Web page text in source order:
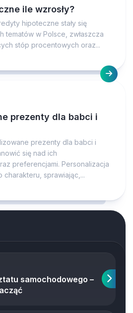
ile wzrosły?
hipoteczne stały się
tematów w Polsce, zwłaszcza
stóp procentowych oraz...
prezenty dla babci i
prezenty dla babci i
się nad ich
preferencjami. Personalizacja
sprawiając,...
samochodowego –